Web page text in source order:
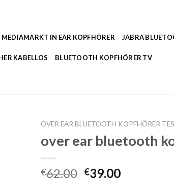
MEDIAMARKT IN EAR KOPFHÖRER JABRA
KABELLOS BLUETOOTH KOPFHÖRER TV
OVER EAR BLUETOOTH KOPFHÖRER
over ear bluetooth
€62.00 €39.00